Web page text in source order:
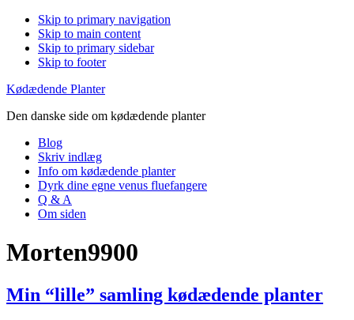
Skip to primary navigation
Skip to main content
Skip to primary sidebar
Skip to footer
Kødædende Planter
Den danske side om kødædende planter
Blog
Skriv indlæg
Info om kødædende planter
Dyrk dine egne venus fluefangere
Q & A
Om siden
Morten9900
Min “lille” samling kødædende planter